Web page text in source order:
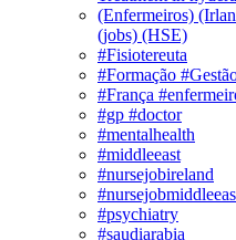
(Enfermeiros)
(jobs) (HSE)
#Fisiotereuta
#Formação
#França
#gp #doctor
#mentalhealth
#middleeast
#nursejobireland
#psychiatry
#saudiarabia